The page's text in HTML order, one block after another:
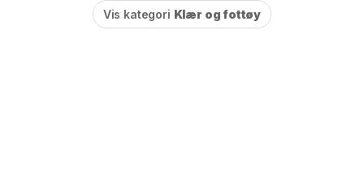
Vis kategori Klær og fottøy